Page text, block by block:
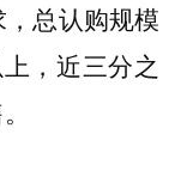
总认购规模
，近三分之